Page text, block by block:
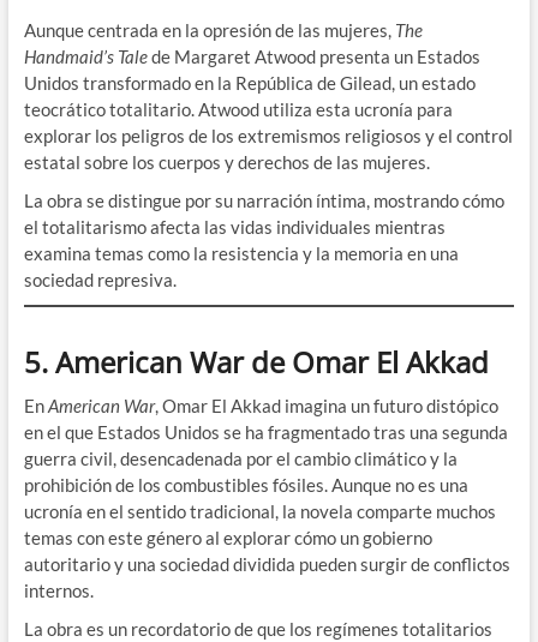
Aunque centrada en la opresión de las mujeres, The
Handmaid’s Talede Margaret Atwood presenta un Estados
Unidos transformado en la República de Gilead, un estado
teocrático totalitario. Atwood utiliza esta ucronía para
explorar los peligros de los extremismos religiosos y el control
estatal sobre los cuerpos y derechos de las mujeres.
La obra se distingue por su narración íntima, mostrando cómo
el totalitarismo afecta las vidas individuales mientras
examina temas como la resistencia y la memoria en una
sociedad represiva.
5. American War de Omar El Akkad
EnAmerican War, Omar El Akkad imagina un futuro distópico
en el que Estados Unidos se ha fragmentado tras una segunda
guerra civil, desencadenada por el cambio climático y la
prohibición de los combustibles fósiles. Aunque no es una
ucronía en el sentido tradicional, la novela comparte muchos
temas con este género al explorar cómo un gobierno
autoritario y una sociedad dividida pueden surgir de conflictos
internos.
La obra es un recordatorio de que los regímenes totalitarios